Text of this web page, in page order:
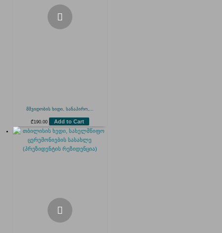
მშვიდობის ხიდი, სანაპირო,...
₾190.00 Add to Cart